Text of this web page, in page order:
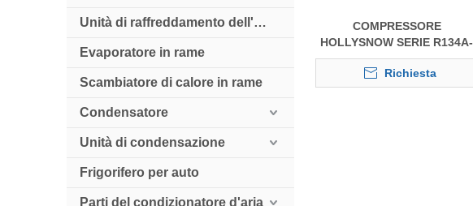
Unità di raffreddamento dell'aria
Evaporatore in rame
Scambiatore di calore in rame
Condensatore
Unità di condensazione
Frigorifero per auto
Parti del condizionatore d'aria
COMPRESSORE
HOLLYSNOW SERIE R134A-
LBP/MBP SC PER
FRIGORIFERI ED
ESPOSITORI
Richiesta